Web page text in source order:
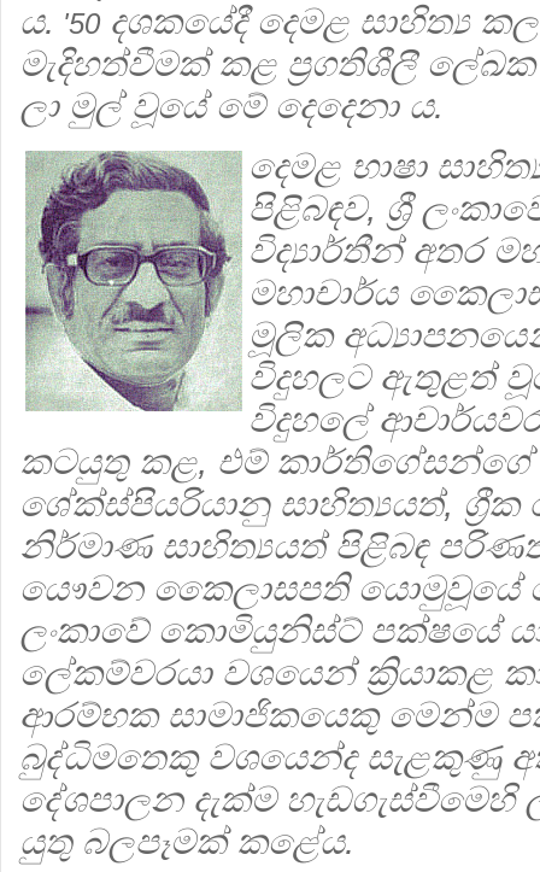
ය. '50 දශකයේදී දෙමළ සාහිත්‍ය
මැදිහත්වීමක් කළ ප්‍රගතිශීලී
ලා මුල් වූයේ මේ දෙදෙනා ය.
දෙමළ භාෂා
පිළිබඳව, ශ්‍රී
විද්‍යාර්තීන් අතර
මහාචාර්ය
මූලික
විදුහලට ඇතුළත්
විදුහලේ
කටයුතු කළ, එම් කාර්තිගේසන්ගේ
ශේක්ස්පියරියානු සාහිත්‍යයත්, ග්‍රීක
නිර්මාණ සාහිත්‍යයත් පිළිබඳ
යෞවන කෛලාසපති යොමුවූයේ
ලංකාවේ කොමියුනිස්ට් පක්ෂයේ
ලේකම්වරයා වශයෙන් ක්‍රියාකළ
ආරම්භක සාමාජිකයෙකු මෙන්ම
බුද්ධිමතෙකු වශයෙන්ද සැළකුණු
දේශපාලන දැක්ම හැඩගැස්වීමෙහි
යුතු බලපෑමක් කළේය.